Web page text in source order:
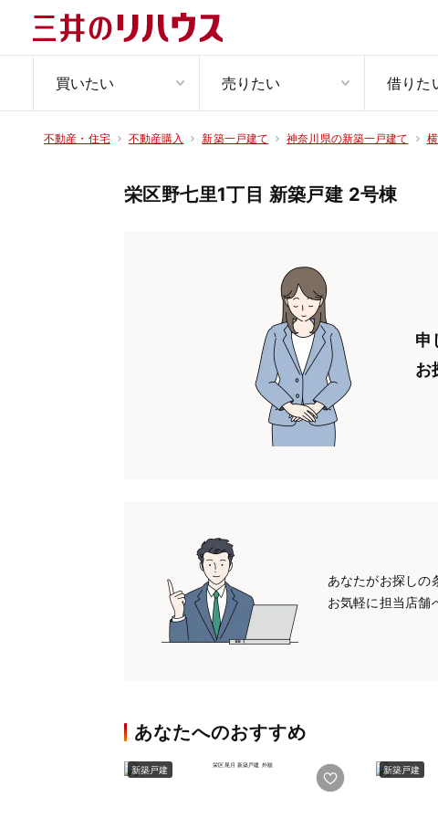
買いたい 売りたい 借りた
不動産・住宅 不動産購入 新築一戸建て 神奈川県の新築一戸建て
栄区野七里1丁目 新築戸建 2号棟
申
お
あなたがお探しの
お気軽に担当店舗
あなたへのおすすめ
新築戸建 新築戸建